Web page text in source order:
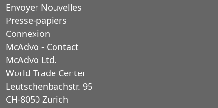
Envoyer Nouvelles
Presse-papiers
Connexion
McAdvo - Contact
McAdvo Ltd.
World Trade Center
Leutschenbachstr. 95
CH-8050 Zurich